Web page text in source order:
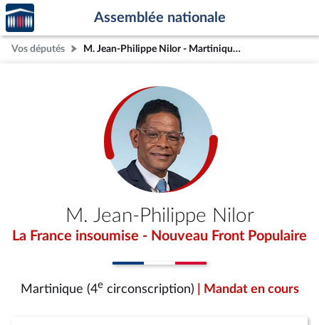
Aller au contenu
Aller en bas de la page
Accèder
à la
page
d'accueil
Assemblée nationale
Vos députés M. Jean-Philippe Nilor - Martinique (4e circonscription)
M. Jean-Philippe Nilor
La France insoumise - Nouveau Front Populaire
Martinique (4ecirconscription) | Mandat en cours